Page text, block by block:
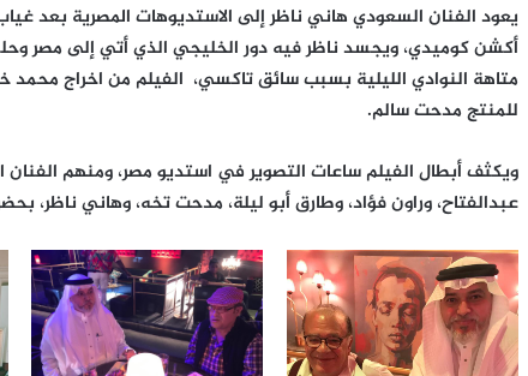
يعود الفنان السعودي هاني ناظر إلى الاستديوهات المصرية بعد
أكشن كوميدي، ويجسد ناظر فيه دور الخليجي الذي أتي إلى مصر
متاهة النوادي الليلية بسبب سائق تاكسي، الفيلم من اخراج محمد
للمنتج مدحت سالم.
ويكثف أبطال الفيلم ساعات التصوير في استديو مصر، ومنهم الفنان
عبدالفتاح، وراون فؤاد، وطارق أبو ليلة، مدحت تخه، وهاني ناظر،